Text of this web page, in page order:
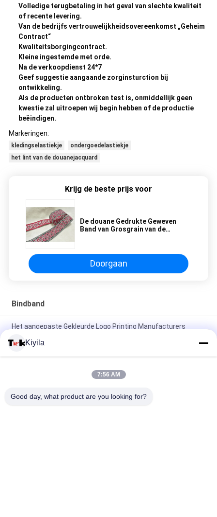
Volledige terugbetaling in het geval van slechte kwaliteit
of recente levering.
Van de bedrijfs vertrouwelijkheidsovereenkomst „Geheim
Contract“
Kwaliteitsborgingcontract.
Kleine ingestemde met orde.
Na de verkoopdienst 24*7
Geef suggestie aangaande zorginsturction bij
ontwikkeling.
Als de producten ontbroken test is, onmiddellijk geen
kwestie zal uitroepen wij begin hebben of de productie
beëindigen.
Markeringen:
kledingselastiekje
ondergoedelastiekje
het lint van de douanejacquard
Krijg de beste prijs voor
De douane Gedrukte Geweven
Band van Grosgrain van de
Doorgaan
Bindband
Het aangepaste Gekleurde Logo Printing Manufacturers
Van de de Gymnastiekjacquard van de douaneyoga van het
het Elastiekjesilicium het Schermdruk voor Ondergoed
Aangepaste 3cm
Kiyila
7:56 AM
Good day, what product are you looking for?